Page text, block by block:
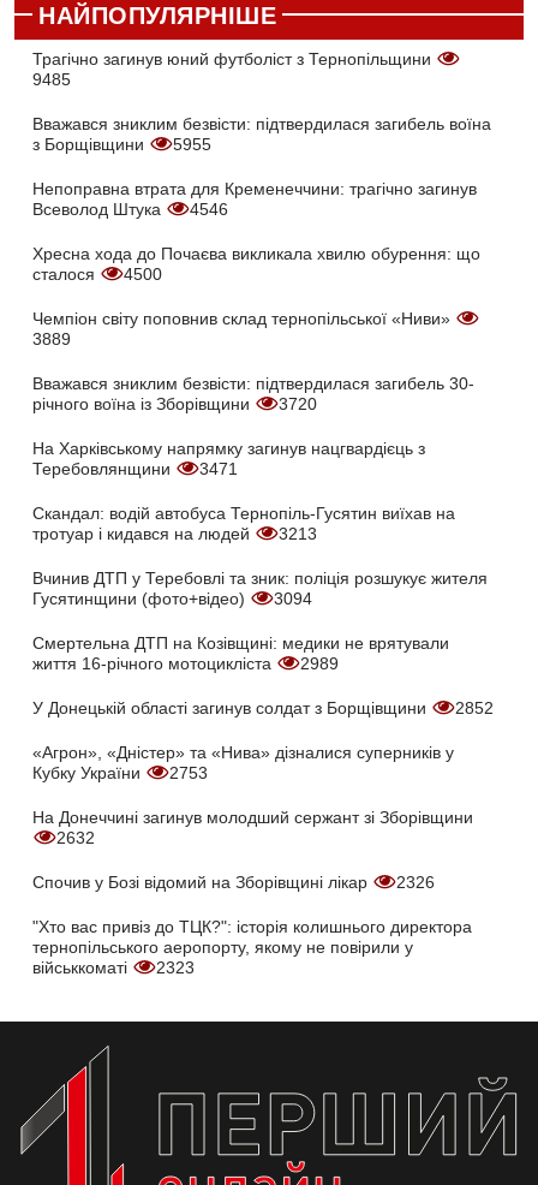
НАЙПОПУЛЯРНІШЕ
Трагічно загинув юний футболіст з Тернопільщини
9485
Вважався зниклим безвісти: підтвердилася загибель воїна
з Борщівщини
5955
Непоправна втрата для Кременеччини: трагічно загинув
Всеволод Штука
4546
Хресна хода до Почаєва викликала хвилю обурення: що
сталося
4500
Чемпіон світу поповнив склад тернопільської «Ниви»
3889
Вважався зниклим безвісти: підтвердилася загибель 30-
річного воїна із Зборівщини
3720
На Харківському напрямку загинув нацгвардієць з
Теребовлянщини
3471
Скандал: водій автобуса Тернопіль-Гусятин виїхав на
тротуар і кидався на людей
3213
Вчинив ДТП у Теребовлі та зник: поліція розшукує жителя
Гусятинщини (фото+відео)
3094
Смертельна ДТП на Козівщині: медики не врятували
життя 16-річного мотоцикліста
2989
У Донецькій області загинув солдат з Борщівщини 2852
«Агрон», «Дністер» та «Нива» дізналися суперників у
Кубку України
2753
На Донеччині загинув молодший сержант зі Зборівщини
2632
Спочив у Бозі відомий на Зборівщині лікар 2326
"Хто вас привіз до ТЦК?": історія колишнього директора
тернопільського аеропорту, якому не повірили у
військкоматі
2323